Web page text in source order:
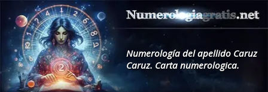
Numerología del apellido Caruz
Caruz. Carta numerologica.